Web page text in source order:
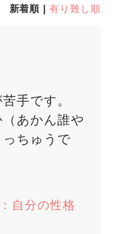
新着順 |有り難し順
手です。
あかん誰や
ちゅうで
自分の性格